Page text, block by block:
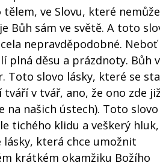
ve Slovu, které
Bůh sám ve světě. A toto
nepravděpodobné.
plná děsu a prázdnoty. Bůh
Toto slovo lásky, které se
v tvář, ano, že ono zde již
našich ústech). Toto
tichého klidu a veškerý
lásky, která chce umožnit
krátkém okamžiku Božího